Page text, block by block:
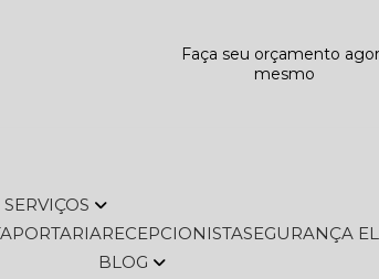
Faça seu orçamento
mesmo
SERVIÇOS
PORTARIA RECEPCIONISTA SEGURANÇA
BLOG